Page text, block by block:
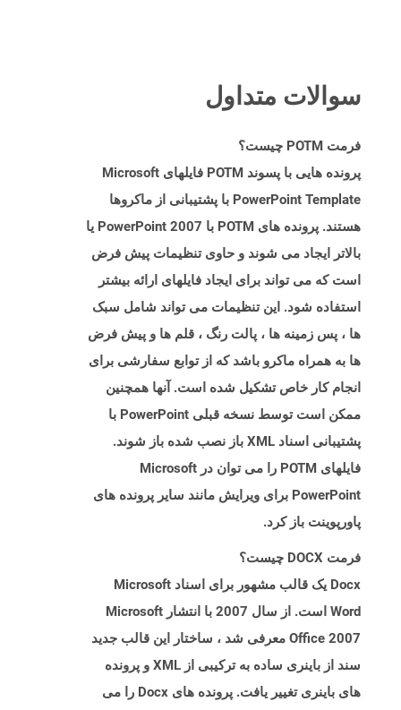
سوالات متداول
فرمت POTM چیست؟
پرونده هایی با پسوند POTM فایلهای Microsoft
PowerPoint Template با پشتیبانی از ماکروها
هستند. پرونده های POTM با PowerPoint 2007 یا
بالاتر ایجاد می شوند و حاوی تنظیمات پیش فرض
است که می تواند برای ایجاد فایلهای ارائه بیشتر
استفاده شود. این تنظیمات می تواند شامل سبک
ها ، پس زمینه ها ، پالت رنگ ، قلم ها و پیش فرض
ها به همراه ماکرو باشد که از توابع سفارشی برای
انجام کار خاص تشکیل شده است. آنها همچنین
ممکن است توسط نسخه قبلی PowerPoint با
پشتیبانی اسناد XML باز نصب شده باز شوند.
فایلهای POTM را می توان در Microsoft
PowerPoint برای ویرایش مانند سایر پرونده های
پاورپوینت باز کرد.
فرمت DOCX چیست؟
Docx یک قالب مشهور برای اسناد Microsoft
Word است. از سال 2007 با انتشار Microsoft
Office 2007 معرفی شد ، ساختار این قالب جدید
سند از باینری ساده به ترکیبی از XML و پرونده
های باینری تغییر یافت. پرونده های Docx را می